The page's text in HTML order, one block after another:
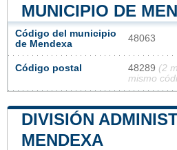
MUNICIPIO DE
Código del municipio
de Mendexa
48063
Código postal 48289 (2
mismo
DIVISIÓN
MENDEXA